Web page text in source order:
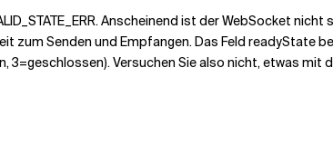
Anscheinend ist der WebSocket
Senden und Empfangen. Das Feld readyState
Versuchen Sie also nicht, etwas mit